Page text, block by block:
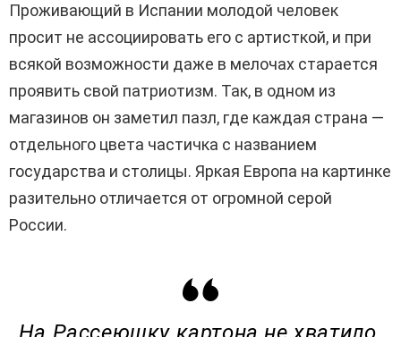
Проживающий в Испании молодой человек
просит не ассоциировать его с артисткой, и при
всякой возможности даже в мелочах старается
проявить свой патриотизм. Так, в одном из
магазинов он заметил пазл, где каждая страна —
отдельного цвета частичка с названием
государства и столицы. Яркая Европа на картинке
разительно отличается от огромной серой
России.